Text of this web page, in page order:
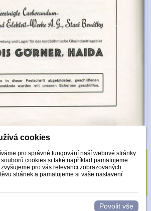
krystaly Made with
cookies
pro správné fungování naší webové stránky
cookies si také například pamatujeme
pro vás relevanci zobrazovaných
stránek a pamatujeme si vaše nastavení
Povolit vše